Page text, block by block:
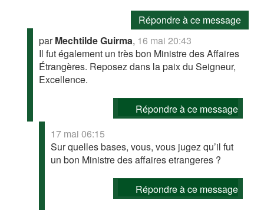
Répondre à ce message
parMechtilde Guirma, 16 mai 20:43
Il fut également un très bon Ministre des Affaires
Étrangères. Reposez dans la paix du Seigneur,
Excellence.
Répondre à ce message
17 mai 06:15
Sur quelles bases, vous, vous jugez qu’il fut
un bon Ministre des affaires etrangeres ?
Répondre à ce message